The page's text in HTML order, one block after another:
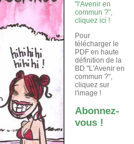
"l'Avenir en
commun ?",
cliquez ici !
Pour
télécharger le
PDF en haute
définition de la
BD "L'Avenir en
commun ?",
cliquez sur
l'image !
Abonnez-
vous !